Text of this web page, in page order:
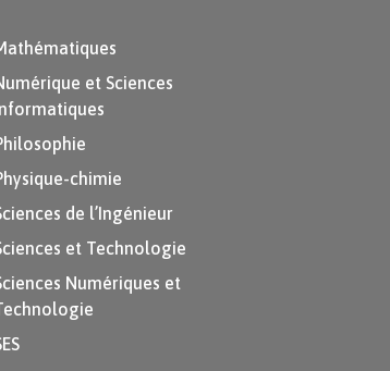
et Sciences
chimie
de l’Ingénieur
et Technologie
Numériques et